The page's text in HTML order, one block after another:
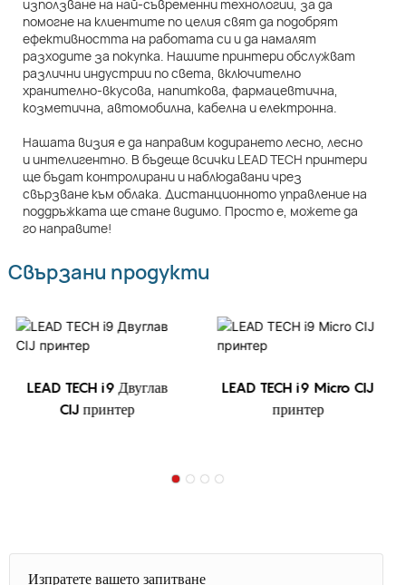
използване на най-съвременни технологии, за да
помогне на клиентите по целия свят да подобрят
ефективността на работата си и да намалят
разходите за покупка. Нашите принтери обслужват
различни индустрии по света, включително
хранително-вкусова, напиткова, фармацевтична,
козметична, автомобилна, кабелна и електронна.
Нашата визия е да направим кодирането лесно, лесно
и интелигентно. В бъдеще всички LEAD TECH принтери
ще бъдат контролирани и наблюдавани чрез
свързване към облака. Дистанционното управление на
поддръжката ще стане видимо. Просто е, можете да
го направите!
Свързани продукти
LEAD TECH i9 Двуглав
CIJ принтер
LEAD TECH i9 Micro CIJ
принтер
Изпратете вашето запитване